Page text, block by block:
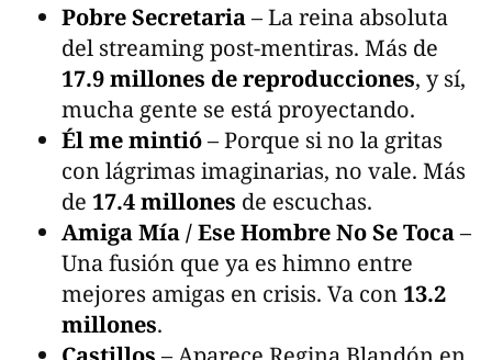
Pobre Secretaria– La reina absoluta
del streaming post-mentiras. Más de
17.9 millones de reproducciones, y sí,
mucha gente se está proyectando.
Él me mintió– Porque si no la gritas
con lágrimas imaginarias, no vale. Más
de 17.4 millones de escuchas.
Amiga Mía / Ese Hombre No Se Toca–
Una fusión que ya es himno entre
mejores amigas en crisis. Va con 13.2
millones.